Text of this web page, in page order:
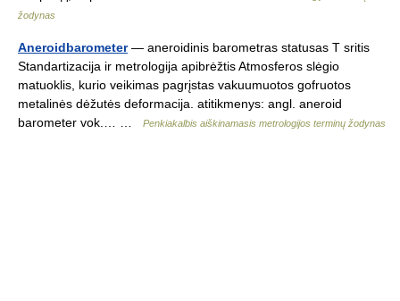
žodynas
Aneroidbarometer— aneroidinis barometras statusas T sritis
Standartizacija ir metrologija apibrėžtis Atmosferos slėgio
matuoklis, kurio veikimas pagrįstas vakuumuotos gofruotos
metalinės dėžutės deformacija. atitikmenys: angl. aneroid
barometer vok.… …
Penkiakalbis aiškinamasis metrologijos terminų žodynas